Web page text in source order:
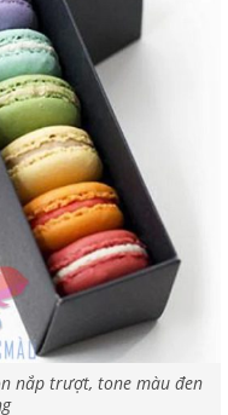
nắp trượt, tone màu đen